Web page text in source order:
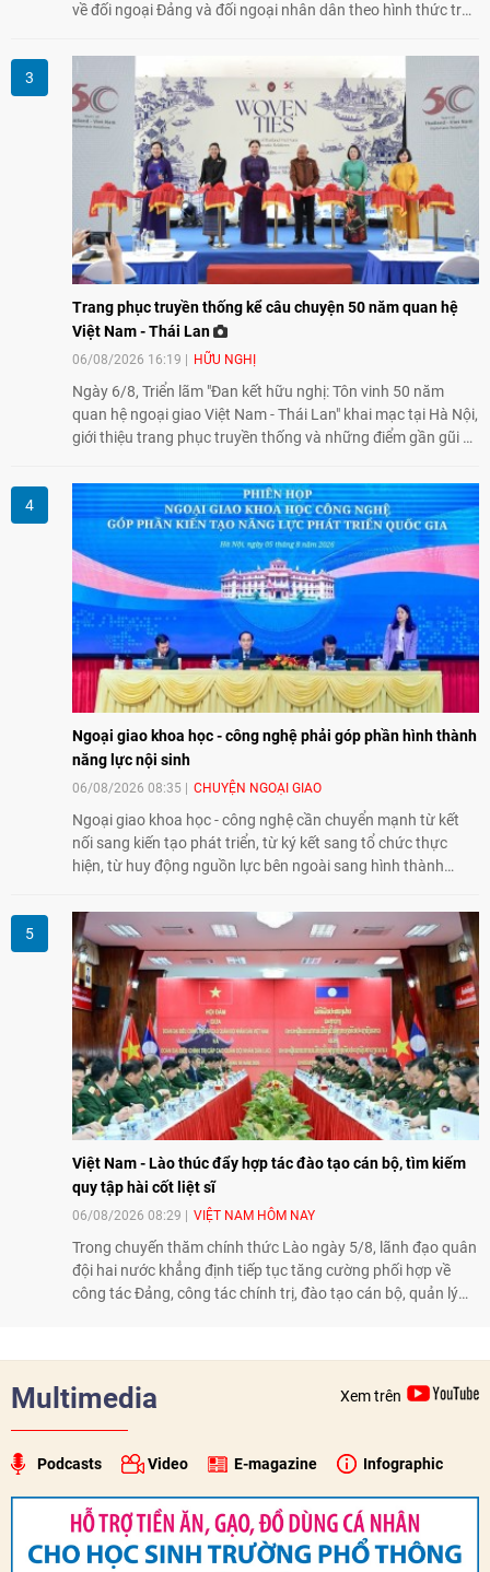
về đối ngoại Đảng và đối ngoại nhân dân theo hình thức trực
và các Cơ quan đại diện Việt Nam ở nước ngoài.
Trang phục truyền thống kể câu chuyện 50 năm quan hệ
Việt Nam - Thái Lan
06/08/2026 16:19 HỮU NGHỊ
Ngày 6/8, Triển lãm "Đan kết hữu nghị: Tôn vinh 50 năm
quan hệ ngoại giao Việt Nam - Thái Lan" khai mạc tại Hà Nội,
giới thiệu trang phục truyền thống và những điểm gần gũi về
giao lưu nhân dân trong chặng đường nửa thế kỷ quan hệ
song phương.
Ngoại giao khoa học - công nghệ phải góp phần hình thành
năng lực nội sinh
06/08/2026 08:35 CHUYỆN NGOẠI GIAO
Ngoại giao khoa học - công nghệ cần chuyển mạnh từ kết
nối sang kiến tạo phát triển, từ ký kết sang tổ chức thực
hiện, từ huy động nguồn lực bên ngoài sang hình thành
nghệ, đổi mới sáng tạo và chuyển đổi số trở thành động lực
phát triển đất nước.
Việt Nam - Lào thúc đẩy hợp tác đào tạo cán bộ, tìm kiếm
quy tập hài cốt liệt sĩ
06/08/2026 08:29 VIỆT NAM HÔM NAY
Trong chuyến thăm chính thức Lào ngày 5/8, lãnh đạo quân
đội hai nước khẳng định tiếp tục tăng cường phối hợp về
công tác Đảng, công tác chính trị, đào tạo cán bộ, quản lý
Multimedia Xem trên
Podcasts Video E-magazine Infographic